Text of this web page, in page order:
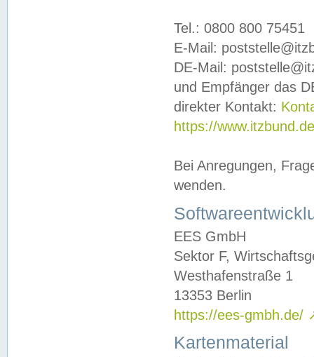
Tel.: 0800 800 75451
E-Mail:
DE-Mail:
und Empfänger das
direkter Kontakt:
https://
Bei Anregungen,
wenden.
EES GmbH
Sektor F,
Westhafenstraße 1
13353 Berlin
https://ees-gmbh.de/
Kartenmaterial